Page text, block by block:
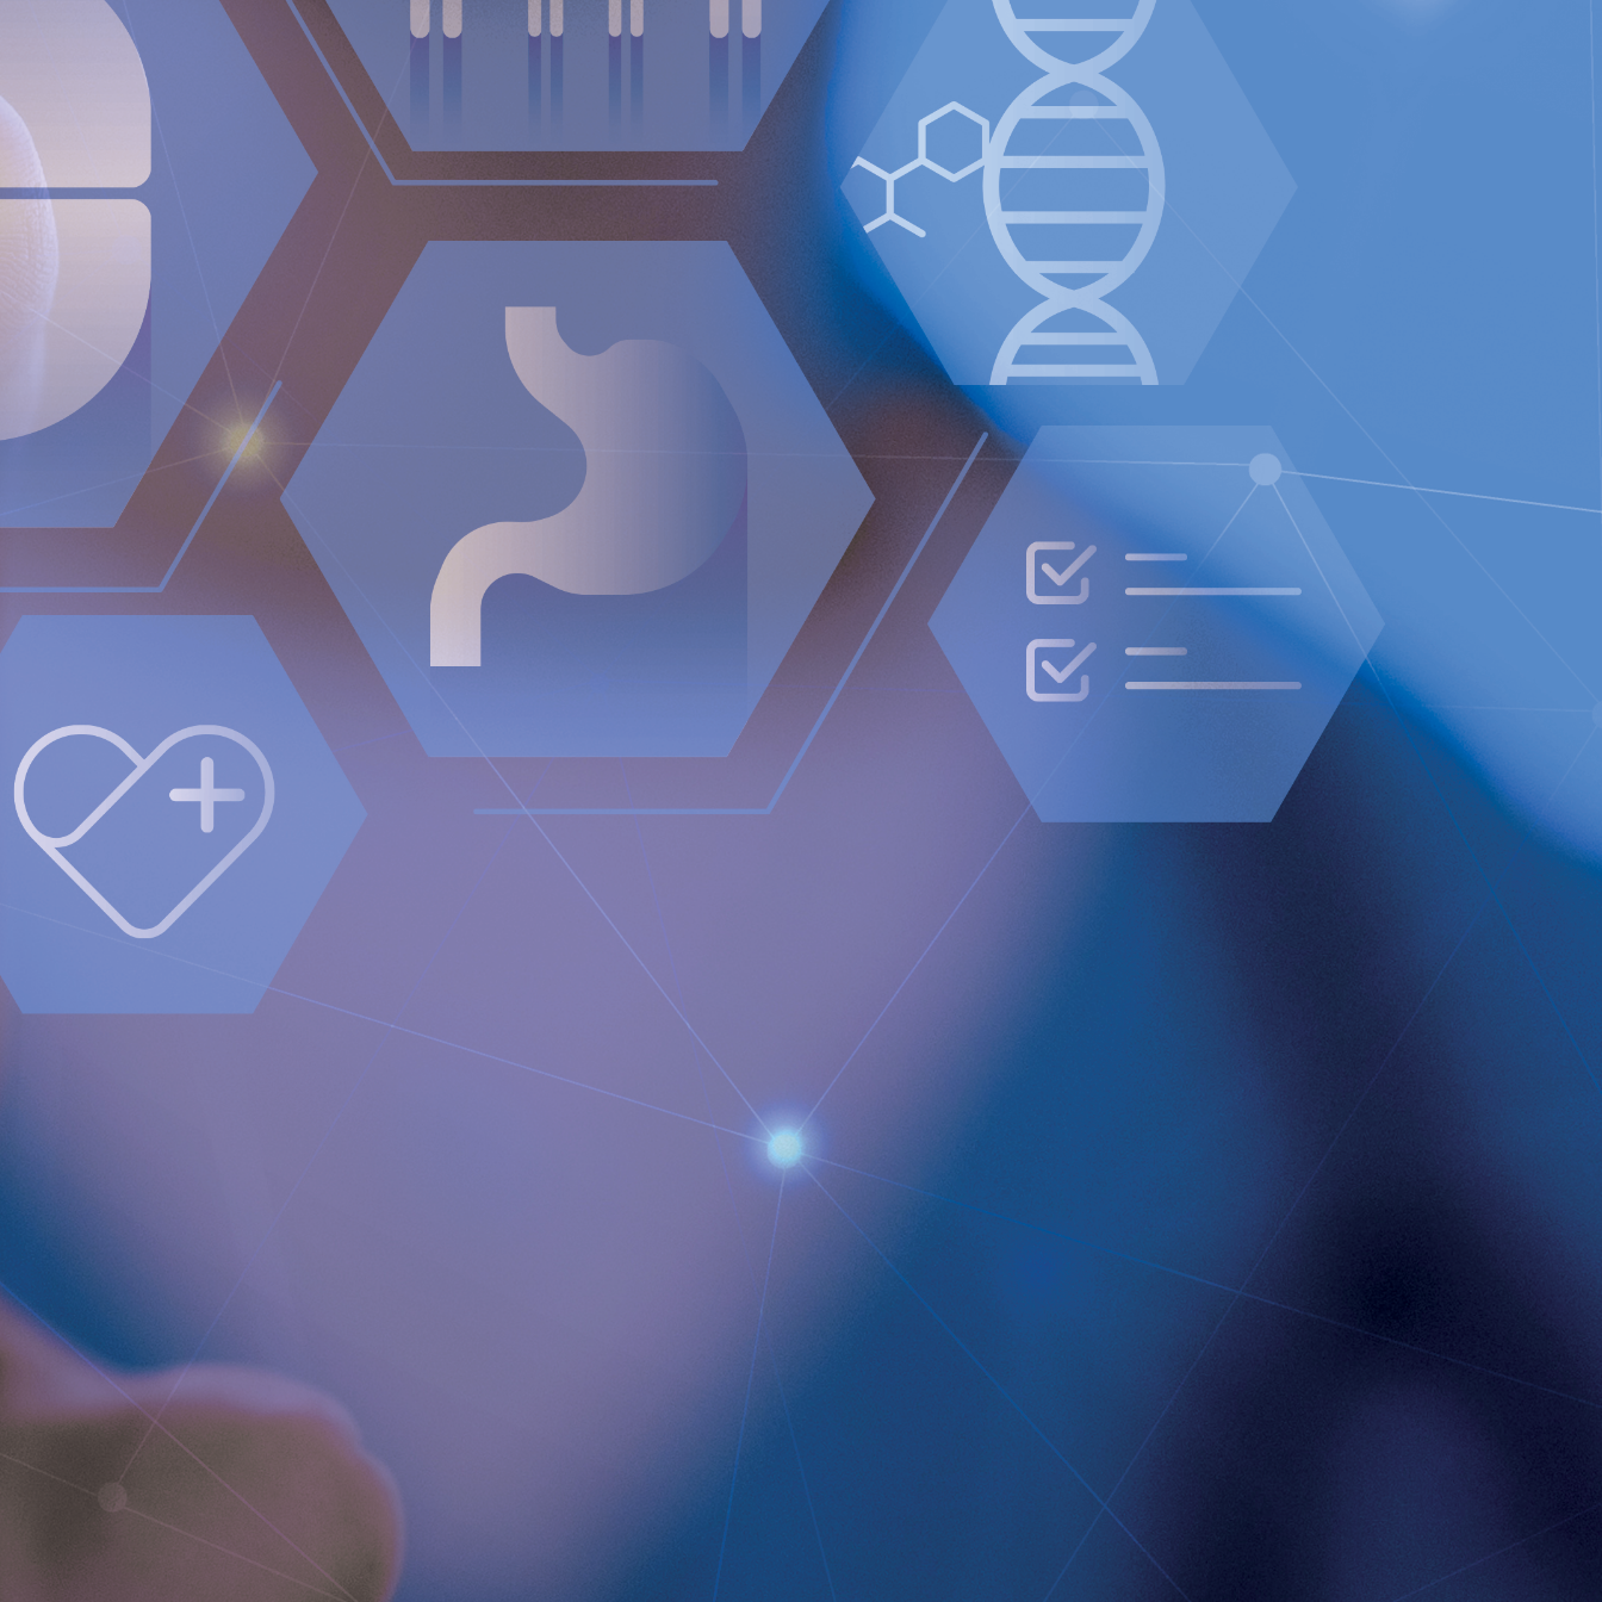
För ytterligare information, vänligen kontakta:
Nicole Pehrsson, Chief Corporate Affairs Officer
Telefon (CH): +41 (0)79 335 09 49
Implantica är noterat på Nasdaq First North Premier Growth Market i Stockholm.
Bolagets Certified Adviser är FNCA Sweden AB,[email protected]
Informationen lämnades, genom ovanstående kontaktpersons försorg, för offentliggörande den 23
december 2024 kl. 17:20 (CET).
Implantica är ett medicintekniskt företag som arbetar med att föra in avancerad teknik i kroppen.
Implanticas huvudprodukt, RefluxStop™, är ett CE-märkt implantat för förebyggande av
gastroesofageal reflux som har potential att skapa ett paradigmskifte inom anti-refluxbehandling
och stöds av framgångsrika kliniska studieresultat. Implantica fokuserar också på e-hälsa inuti
kroppen och har utvecklat en bred, patentskyddad produktpipeline som delvis bygger på två
plattformstekniker: en e-hälsoplattform som är utformad för att övervaka ett brett spektrum av
hälsoparametrar, styra behandlingen inifrån kroppen och kommunicera med vårdgivaren på
distans och en trådlös energiplattform som är utformad för att driva fjärrstyrda implantat trådlöst
genom intakt hud.
Implantica är noterat på Nasdaq First North Premier Growth Market (ticker:
Besök www.implantica.com för mer information.
RefluxStop är en ny innovativ behandling med stor potential till ett paradigmskifte inom kirurgi
mot sura uppstötningar. Dess unika verkningsmekanism skiljer sig fullständigt från nuvarande
kirurgiska lösningar. Befintliga kirurgiska ingrepp omsluter matpassagen för att stödja den nedre
esofagusfinkterns stängningsmekanism och är ofta förknippade med biverkningar som
sväljsvårigheter, smärta vid sväljning och oförmåga att rapa och/eller kräkas.
RefluxStop däremot behandlar sura återflöden utan att påverka matpassagen. Den återställer och
bibehåller den nedre esofagusfinktern i sin ursprungliga, naturliga position. RefluxStops
verkningsmekanism är inriktad på att rekonstruera alla tre komponenterna i antirefluxbarriären,
som om de äventyras kan leda till sura återflöden. Den gör det genom att återställa och stödja
kroppens naturliga anatomiska fysiologi, vilket möjliggör att kroppen själv löser problemet med de
Nyhetsrum
https://www.implantica.com/media/media-kit
Gemenskap
https://ch.linkedin.com/company/implantica
https://www.twitter.com/implantica
Kontakt för media:
Juanita Eberhart, VP Marketing & Advocacy
M: +1 925-381-4581
[email protected]
Implantica offentliggör utbetalning av aktietilldelningar baserade på av bolagsstämman
godkända aktierelaterade incitamentsprogrammet genom en riktad emission av egna aktier i
QUICK LINKS
Company profile
RefluxStop™
Product Pipeline
Data privacy statement
Contact
LinkedIn